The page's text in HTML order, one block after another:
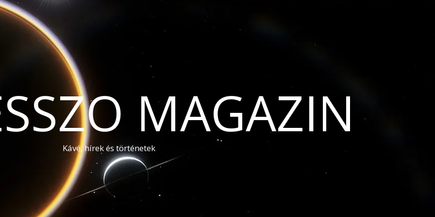
MAGAZIN
Kávé, hírek és történetek